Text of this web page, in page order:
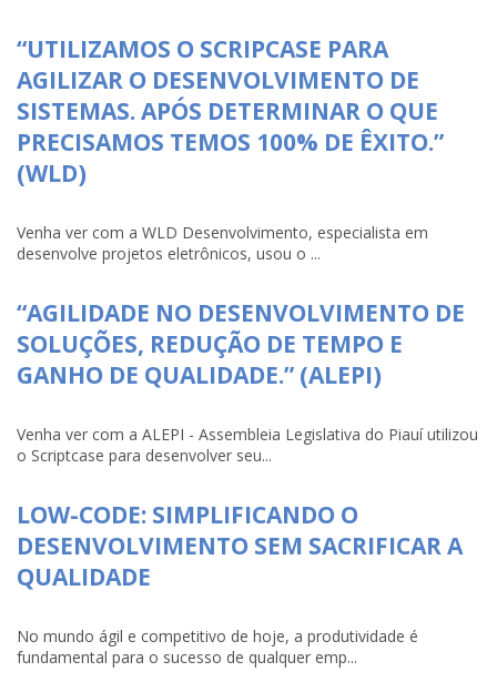
“UTILIZAMOS O SCRIPCASE PARA
AGILIZAR O DESENVOLVIMENTO DE
SISTEMAS. APÓS DETERMINAR O QUE
PRECISAMOS TEMOS 100% DE ÊXITO.”
(WLD)
Venha ver com a WLD Desenvolvimento, especialista em
desenvolve projetos eletrônicos, usou o ...
“AGILIDADE NO DESENVOLVIMENTO DE
SOLUÇÕES, REDUÇÃO DE TEMPO E
GANHO DE QUALIDADE.” (ALEPI)
Venha ver com a ALEPI - Assembleia Legislativa do Piauí utilizou
o Scriptcase para desenvolver seu...
LOW-CODE: SIMPLIFICANDO O
DESENVOLVIMENTO SEM SACRIFICAR A
QUALIDADE
No mundo ágil e competitivo de hoje, a produtividade é
fundamental para o sucesso de qualquer emp...